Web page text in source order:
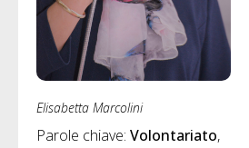
Elisabetta Marcolini
Parole chiave: Volontariato